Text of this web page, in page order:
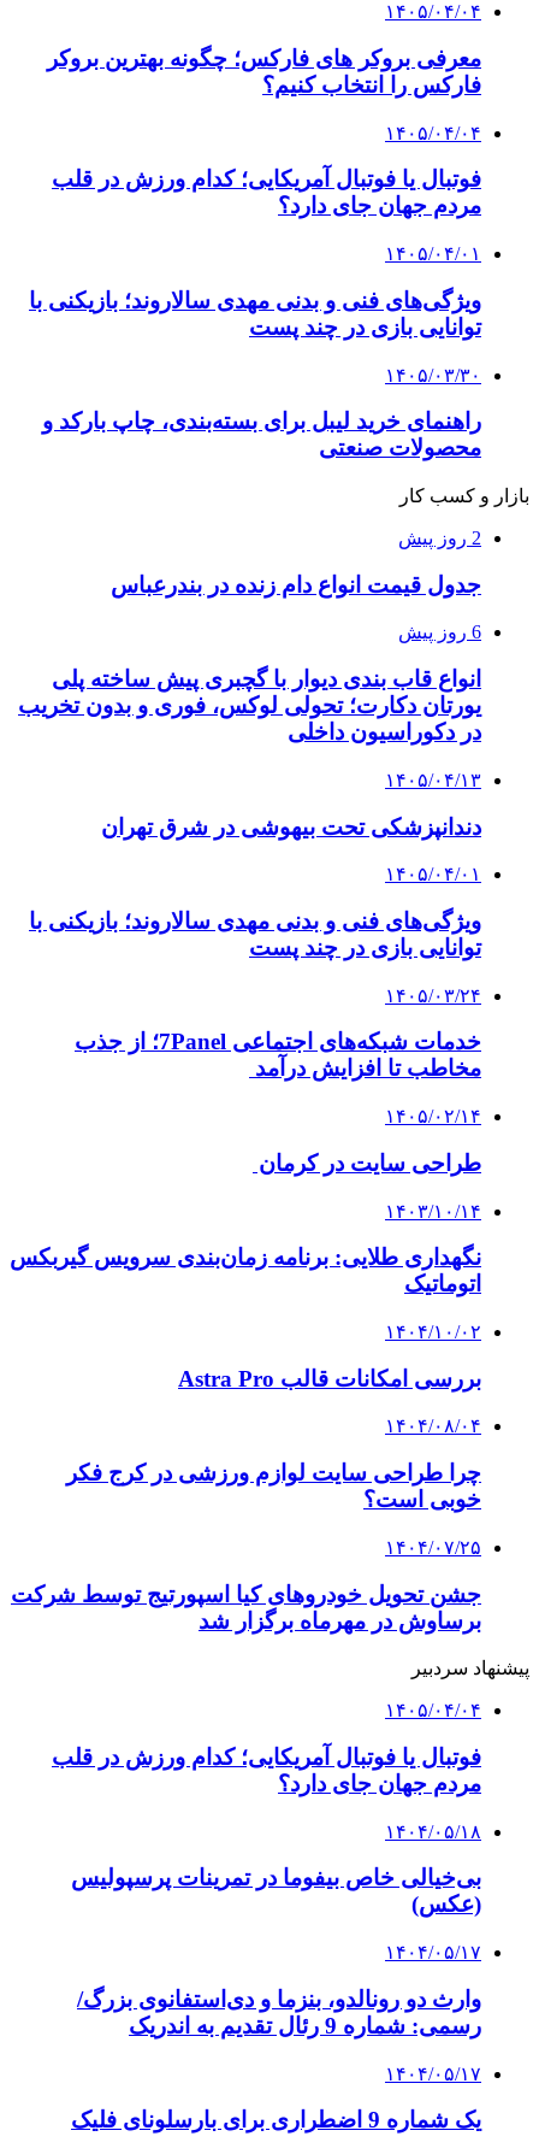
۱۴۰۵/۰۴/۰۴
معرفی بروکر های فارکس؛ چگونه بهترین بروکر
فارکس را انتخاب کنیم؟
۱۴۰۵/۰۴/۰۴
فوتبال یا فوتبال آمریکایی؛ کدام ورزش در قلب
مردم جهان جای دارد؟
۱۴۰۵/۰۴/۰۱
ویژگی‌های فنی و بدنی مهدی سالاروند؛ بازیکنی با
توانایی بازی در چند پست
۱۴۰۵/۰۳/۳۰
راهنمای خرید لیبل برای بسته‌بندی، چاپ بارکد و
محصولات صنعتی
بازار و کسب کار
2 روز پیش
جدول قیمت انواع دام زنده در بندرعباس
6 روز پیش
انواع قاب بندی دیوار با گچبری پیش ساخته پلی
یورتان دکارت؛ تحولی لوکس، فوری و بدون تخریب
در دکوراسیون داخلی
۱۴۰۵/۰۴/۱۳
دندانپزشکی تحت بیهوشی در شرق تهران
۱۴۰۵/۰۴/۰۱
ویژگی‌های فنی و بدنی مهدی سالاروند؛ بازیکنی با
توانایی بازی در چند پست
۱۴۰۵/۰۳/۲۴
خدمات شبکه‌های اجتماعی 7Panel؛ از جذب
مخاطب تا افزایش درآمد
۱۴۰۵/۰۲/۱۴
طراحی سایت در کرمان
۱۴۰۳/۱۰/۱۴
نگهداری طلایی: برنامه زمان‌بندی سرویس گیربکس
اتوماتیک
۱۴۰۴/۱۰/۰۲
بررسی امکانات قالب Astra Pro
۱۴۰۴/۰۸/۰۴
چرا طراحی سایت لوازم ورزشی در کرج فکر
خوبی است؟
۱۴۰۴/۰۷/۲۵
جشن تحویل خودروهای کیا اسپورتیج توسط شرکت
برساوش در مهرماه برگزار شد
پیشنهاد سردبیر
۱۴۰۵/۰۴/۰۴
فوتبال یا فوتبال آمریکایی؛ کدام ورزش در قلب
مردم جهان جای دارد؟
۱۴۰۴/۰۵/۱۸
بی‌خیالی خاص بیفوما در تمرینات پرسپولیس
(عکس)
۱۴۰۴/۰۵/۱۷
وارث دو رونالدو، بنزما و دی‌استفانوی بزرگ/
رسمی: شماره 9 رئال تقدیم به اندریک
۱۴۰۴/۰۵/۱۷
یک شماره 9 اضطراری برای بارسلونای فلیک